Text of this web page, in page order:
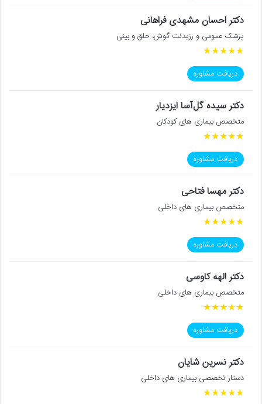
دکتر احسان مشهدی فراهانی
پزشک عمومی و رزیدنت گوش، حلق و بینی
★
★
★
★
★
دریافت مشاوره
دکتر سیده گل‌آسا ایزدیار
متخصص بیماری های کودکان
★
★
★
★
★
دریافت مشاوره
دکتر مهسا فتاحی
متخصص بیماری های داخلی
★
★
★
★
★
دریافت مشاوره
دکتر الهه کاوسی
متخصص بیماری های داخلی
★
★
★
★
★
دریافت مشاوره
دکتر نسرین شایان
دستار تخصصی بیماری های داخلی
★
★
★
★
★